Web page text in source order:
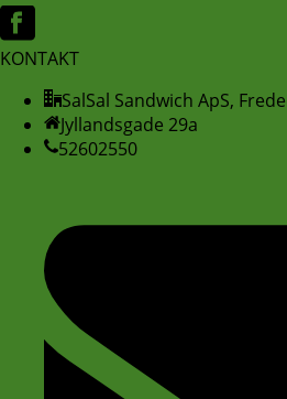
KONTAKT
SalSal Sandwich ApS,
Jyllandsgade 29a
52602550